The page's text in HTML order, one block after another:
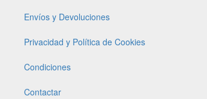
Envíos y Devoluciones
Privacidad y Política de Cookies
Condiciones
Contactar